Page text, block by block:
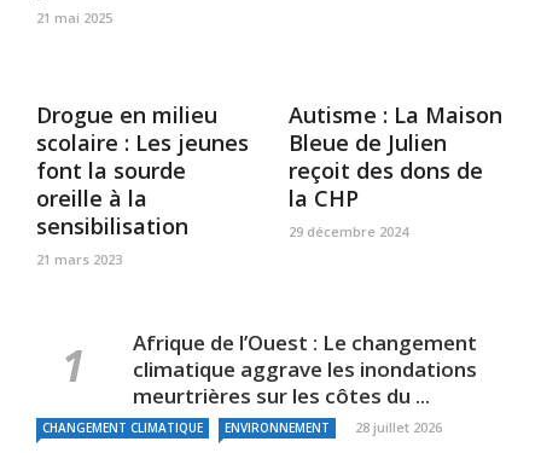
21 mai 2025
Drogue en milieu
scolaire : Les jeunes
font la sourde
oreille à la
sensibilisation
21 mars 2023
Autisme : La Maison
Bleue de Julien
reçoit des dons de
la CHP
29 décembre 2024
Afrique de l’Ouest : Le changement
climatique aggrave les inondations
meurtrières sur les côtes du ...
CHANGEMENT CLIMATIQUE ENVIRONNEMENT 28 juillet 2026